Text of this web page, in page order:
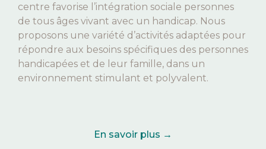
centre favorise l’intégration sociale personnes
de tous âges vivant avec un handicap. Nous
proposons une variété d’activités adaptées pour
répondre aux besoins spécifiques des personnes
handicapées et de leur famille, dans un
environnement stimulant et polyvalent.
En savoir plus →